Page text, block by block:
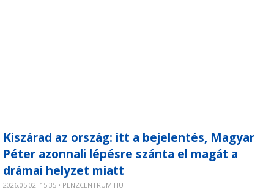
Kiszárad az ország: itt a bejelentés, Magyar
Péter azonnali lépésre szánta el magát a
drámai helyzet miatt
2026.05.02. 15:35 • PENZCENTRUM.HU